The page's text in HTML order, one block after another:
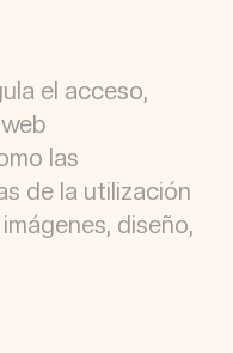
el acceso,
las
de la utilización
diseño,